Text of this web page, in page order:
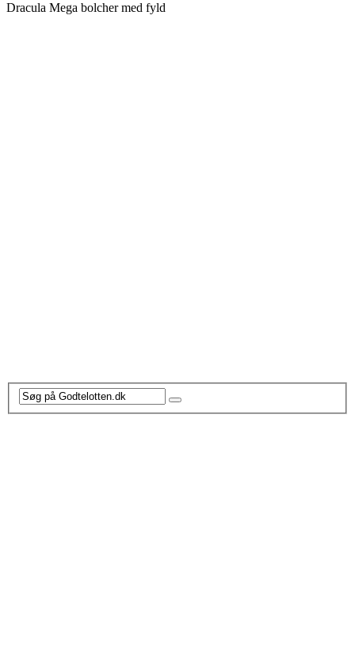
Dracula Mega bolcher med fyld